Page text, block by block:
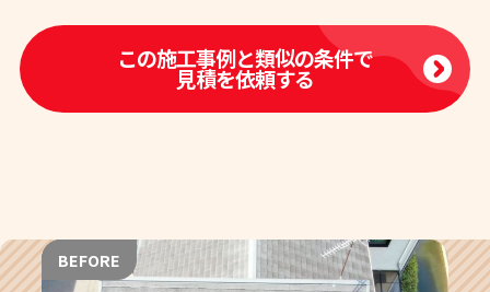
この施工事例と類似の条件で
見積を依頼する
BEFORE